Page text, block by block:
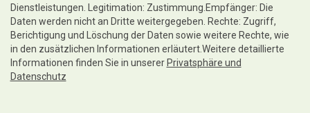
Rechtliche Hinweise
Folgen Sie uns unter